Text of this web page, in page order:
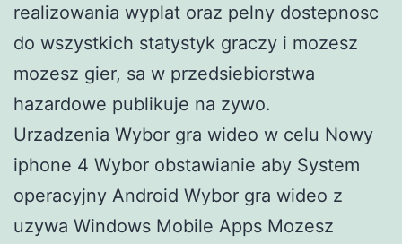
realizowania wyplat oraz pelny dostepnosc
do wszystkich statystyk graczy i mozesz
mozesz gier, sa w przedsiebiorstwa
hazardowe publikuje na zywo.
Urzadzenia Wybor gra wideo w celu Nowy
iphone 4 Wybor obstawianie aby System
operacyjny Android Wybor gra wideo z
uzywa Windows Mobile Apps Mozesz